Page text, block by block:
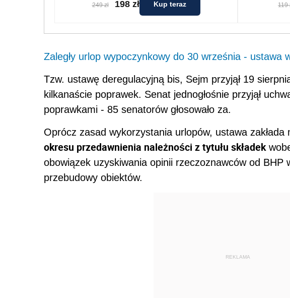
249 zł 198 zł Kup teraz 119
Zaległy urlop wypoczynkowy do 30 września - ustawa
Tzw. ustawę deregulacyjną bis, Sejm przyjął 19
kilkanaście poprawek. Senat jednogłośnie przyjął
poprawkami - 85 senatorów głosowało za.
Oprócz zasad wykorzystania urlopów, ustawa zakłada
okresu przedawnienia należności z tytułu składek
obowiązek uzyskiwania opinii rzeczoznawców od BHP
przebudowy obiektów.
REKLAMA